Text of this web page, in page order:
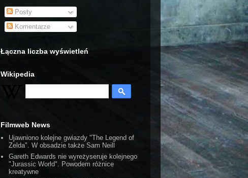
Posty
Komentarze
Łączna liczba wyświetleń
Wikipedia
Filmweb News
Ujawniono kolejne gwiazdy "The Legend of
Zelda". W obsadzie także Sam Neill
Gareth Edwards nie wyreżyseruje kolejnego
"Jurassic World". Powodem różnice
kreatywne